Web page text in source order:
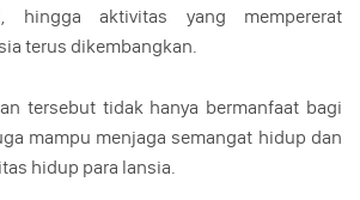
hingga aktivitas yang mempererat
terus dikembangkan.
tersebut tidak hanya bermanfaat bagi
mampu menjaga semangat hidup dan
hidup para lansia.